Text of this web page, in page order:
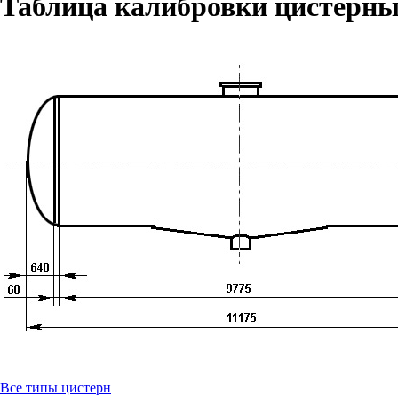
Таблица калибровки
Все типы цистерн